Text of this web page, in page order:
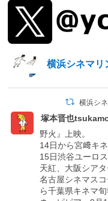
横浜シネマリ
横浜シ
塚本晋也
野火』上映。
14日から宮﨑キネ
15日渋谷ユーロ
天紅、大阪シア
名古屋シネマス
ら千葉県キネマ